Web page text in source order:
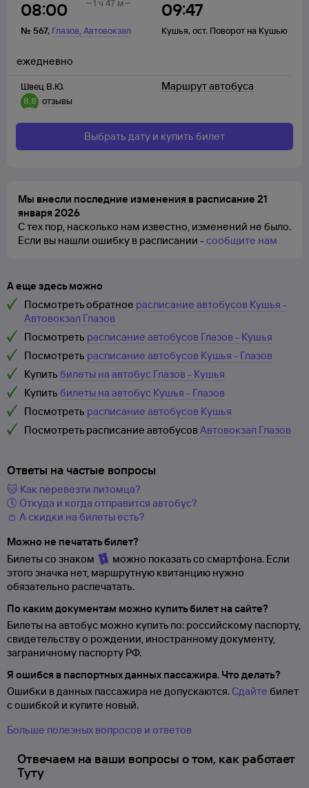
08:00
№ 567, Глазов,Автовокзал
09:47
Кушья, ост. Поворот на Кушью
1 ч 47 м
Швец В.Ю.
8,8 отзывы
ежедневно
Маршрут автобуса
Выбрать дату и купить билет
Мы внесли последние изменения в расписание 21
января 2026
С тех пор, насколько нам известно, изменений не было.
Если вы нашли ошибку в расписании -сообщите нам
А еще здесь можно
Посмотреть обратное расписание автобусов Кушья -
Автовокзал Глазов
Посмотреть расписание автобусов Глазов - Кушья
Посмотреть расписание автобусов Кушья - Глазов
Купить билеты на автобус Глазов - Кушья
Купить билеты на автобус Кушья - Глазов
Посмотреть расписание автобусов Кушья
Посмотреть расписание автобусовАвтовокзал Глазов
Ответы на частые вопросы
🐱 Как перевезти питомца?
🕔 Откуда и когда отправится автобус?
👛 А скидки на билеты есть?
Можно не печатать билет?
Билеты со знаком
можно показать со смартфона. Если
этого значка нет, маршрутную квитанцию нужно
обязательно распечатать.
По каким документам можно купить билет на сайте?
Билеты на автобус можно купить по: российскому паспорту,
свидетельству о рождении, иностранному документу,
заграничному паспорту РФ.
Я ошибся в паспортных данных пассажира. Что делать?
Ошибки в данных пассажира не допускаются. Сдайте билет
с ошибкой и купите новый.
Больше полезных вопросов и ответов
Отвечаем на ваши вопросы о том, как работает
Туту